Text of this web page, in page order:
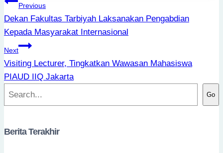
navigation
Previous
Dekan Fakultas Tarbiyah Laksanakan Pengabdian
Kepada Masyarakat Internasional
Next
Visiting Lecturer, Tingkatkan Wawasan Mahasiswa
PIAUD IIQ Jakarta
Search
Go
Berita Terakhir